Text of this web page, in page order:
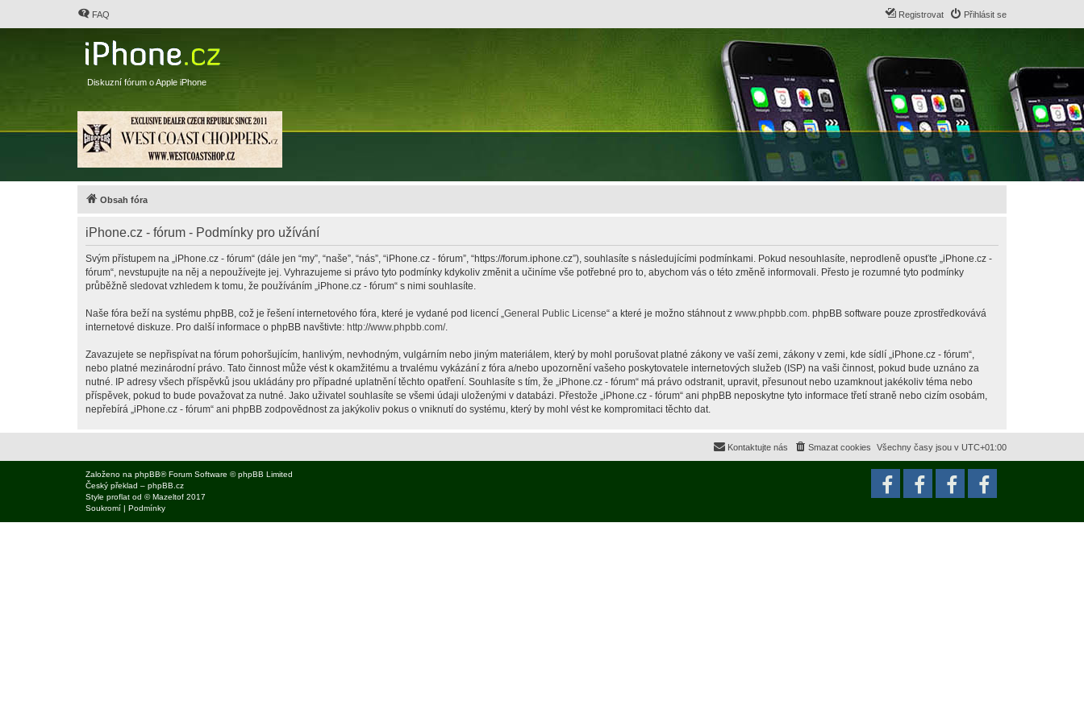
FAQ Přihlásit se
Registrovat
Diskuzní fórum o Apple iPhone
Obsah fóra
iPhone.cz - fórum - Podmínky pro užívání
Svým přístupem na „iPhone.cz - fórum“ (dále jen “my”, “naše”, “nás”, “iPhone.cz - fórum”, “https://forum.iphone.cz”), souhlasíte s následujícími podmínkami. Pokud nesouhlasíte, neprodleně opusťte „iPhone.cz -
fórum“, nevstupujte na něj a nepoužívejte jej. Vyhrazujeme si právo tyto podmínky kdykoliv změnit a učiníme vše potřebné pro to, abychom vás o této změně informovali. Přesto je rozumné tyto podmínky
průběžně sledovat vzhledem k tomu, že používáním „iPhone.cz - fórum“ s nimi souhlasíte.
Naše fóra beží na systému phpBB, což je řešení internetového fóra, které je vydané pod licencí „General Public License“ a které je možno stáhnout z www.phpbb.com. phpBB software pouze zprostředkovává
internetové diskuze. Pro další informace o phpBB navštivte: http://www.phpbb.com/.
Zavazujete se nepřispívat na fórum pohoršujícím, hanlivým, nevhodným, vulgárním nebo jiným materiálem, který by mohl porušovat platné zákony ve vaší zemi, zákony v zemi, kde sídlí „iPhone.cz - fórum“,
nebo platné mezinárodní právo. Tato činnost může vést k okamžitému a trvalému vykázání z fóra a/nebo upozornění vašeho poskytovatele internetových služeb (ISP) na vaši činnost, pokud bude uznáno za
nutné. IP adresy všech příspěvků jsou ukládány pro případné uplatnění těchto opatření. Souhlasíte s tím, že „iPhone.cz - fórum“ má právo odstranit, upravit, přesunout nebo uzamknout jakékoliv téma nebo
příspěvek, pokud to bude považovat za nutné. Jako uživatel souhlasíte se všemi údaji uloženými v databázi. Přestože „iPhone.cz - fórum“ ani phpBB neposkytne tyto informace třetí straně nebo cizím osobám,
nepřebírá „iPhone.cz - fórum“ ani phpBB zodpovědnost za jakýkoliv pokus o vniknutí do systému, který by mohl vést ke kompromitaci těchto dat.
Všechny časy jsou v UTC+01:00
Smazat cookies
Kontaktujte nás
Založeno na phpBB® Forum Software © phpBB Limited
Český překlad – phpBB.cz
Style proflat od ©Mazeltof 2017
Soukromí | Podmínky